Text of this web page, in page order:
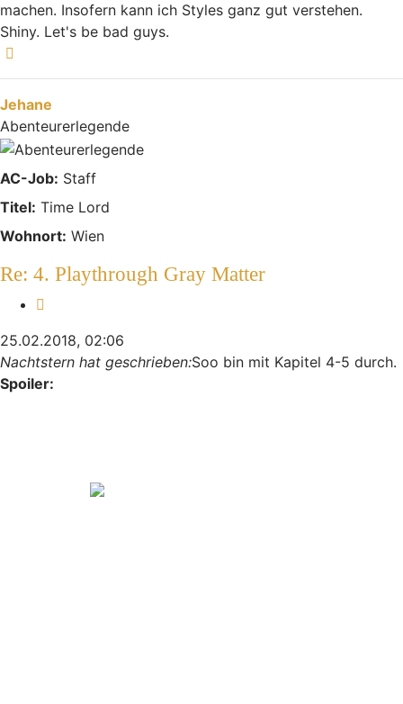
machen. Insofern kann ich Styles ganz gut verstehen.
Shiny. Let's be bad guys.
Jehane
Abenteurerlegende
AC-Job: Staff
Titel: Time Lord
Wohnort: Wien
Re: 4. Playthrough Gray Matter
25.02.2018, 02:06
Nachtstern hat geschrieben:Soo bin mit Kapitel 4-5 durch.
Spoiler: